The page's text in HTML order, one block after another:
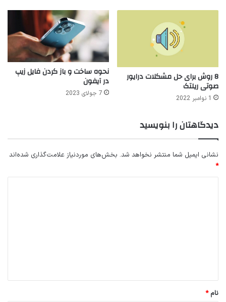
8 روش برای حل مشکلات درایور
صوتی ریلتک
1 نوامبر 2022
نحوه ساخت و باز کردن فایل زیپ
در آیفون
7 جولای 2023
دیدگاهتان را بنویسید
نشانی ایمیل شما منتشر نخواهد شد. بخش‌های موردنیاز علامت‌گذاری شده‌اند
*
نام*